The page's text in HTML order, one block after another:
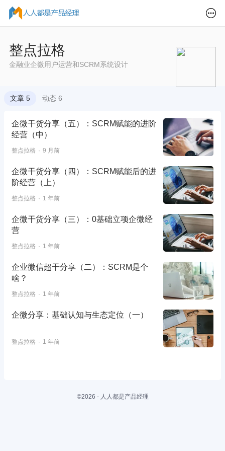
整点拉格
金融业企微用户运营和SCRM系统设计
文章 5 动态 6
企微干货分享（五）：SCRM赋能的进阶
经营（中）
整点拉格 9 月前
企微干货分享（四）：SCRM赋能后的进
阶经营（上）
整点拉格 1 年前
企微干货分享（三）：0基础立项企微经
营
整点拉格 1 年前
企业微信超干分享（二）：SCRM是个
啥？
整点拉格 1 年前
企微分享：基础认知与生态定位（一）
整点拉格 1 年前
©2026 - 人人都是产品经理